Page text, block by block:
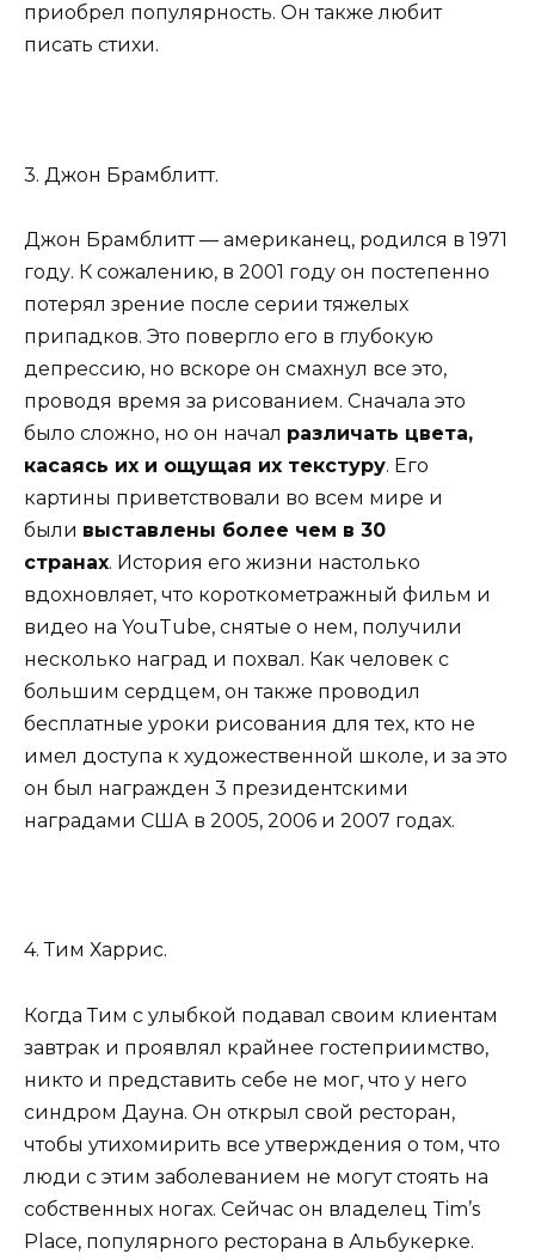
приобрел популярность. Он также любит
писать стихи.
3. Джон Брамблитт.
Джон Брамблитт — американец, родился в 1971
году. К сожалению, в 2001 году он постепенно
потерял зрение после серии тяжелых
припадков. Это повергло его в глубокую
депрессию, но вскоре он смахнул все это,
проводя время за рисованием. Сначала это
было сложно, но он начал различать цвета,
касаясь их и ощущая их текстуру. Его
картины приветствовали во всем мире и
были выставлены более чем в 30
странах. История его жизни настолько
вдохновляет, что короткометражный фильм и
видео на YouTube, снятые о нем, получили
несколько наград и похвал. Как человек с
большим сердцем, он также проводил
бесплатные уроки рисования для тех, кто не
имел доступа к художественной школе, и за это
он был награжден 3 президентскими
наградами США в 2005, 2006 и 2007 годах.
4. Тим Харрис.
Когда Тим с улыбкой подавал своим клиентам
завтрак и проявлял крайнее гостеприимство,
никто и представить себе не мог, что у него
синдром Дауна. Он открыл свой ресторан,
чтобы утихомирить все утверждения о том, что
люди с этим заболеванием не могут стоять на
собственных ногах. Сейчас он владелец Tim’s
Place, популярного ресторана в Альбукерке.